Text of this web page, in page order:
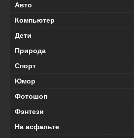
Авто
Компьютер
Дети
Природа
Спорт
Юмор
Фотошоп
Фэнтези
На асфальте